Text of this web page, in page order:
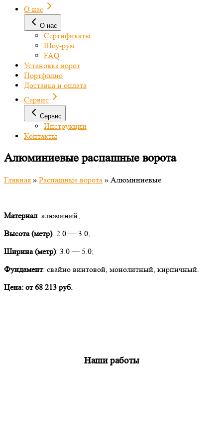
О нас
О нас
Сертификаты
Шоу-рум
FAQ
Установка ворот
Портфолио
Доставка и оплата
Сервис
Сервис
Инструкции
Контакты
Алюминиевые распашные ворота
Главная » Распашные ворота » Алюминиевые
Материал: алюминий;
Высота (метр): 2.0 — 3.0;
Ширина (метр): 3.0 — 5.0;
Фундамент: свайно винтовой, монолитный, кирпичный.
Цена: от 68 213 руб.
Наши работы